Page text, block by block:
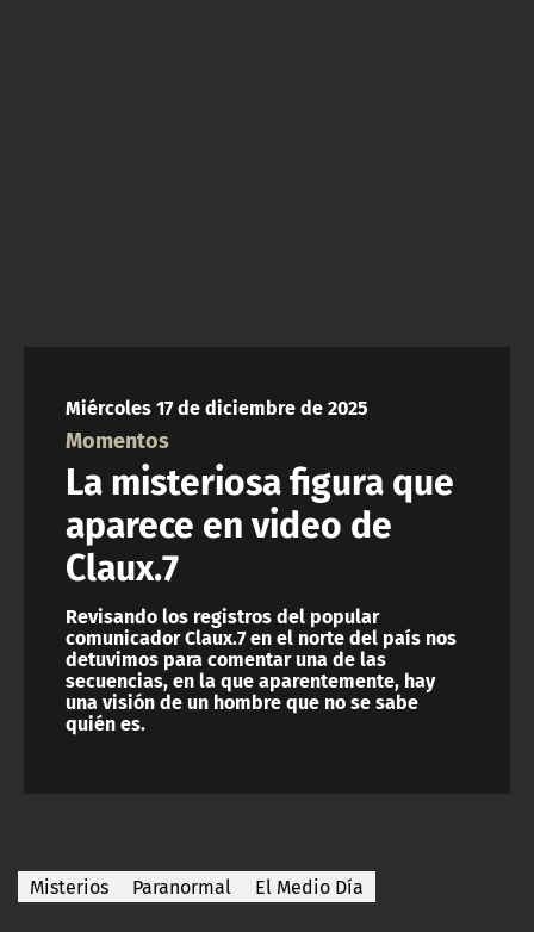
Miércoles 17 de diciembre de 2025
Momentos
La misteriosa figura que
aparece en video de
Claux.7
Revisando los registros del popular
comunicador Claux.7 en el norte del país nos
detuvimos para comentar una de las
secuencias, en la que aparentemente, hay
una visión de un hombre que no se sabe
quién es.
Misterios Paranormal El Medio Día